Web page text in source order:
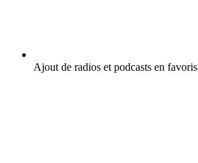
Ajout de radios et podcasts en favoris